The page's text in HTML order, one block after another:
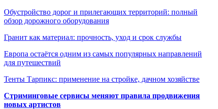
Обустройство дорог и прилегающих территорий: полный
обзор дорожного оборудования
Гранит как материал: прочность, уход и срок службы
Европа остаётся одним из самых популярных направлений
для путешествий
Тенты Тарпикс: применение на стройке, дачном хозяйстве
Стриминговые сервисы меняют правила продвижения
новых артистов